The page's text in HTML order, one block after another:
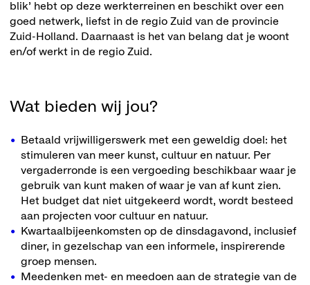
blik’ hebt op deze werkterreinen en beschikt over een
goed netwerk, liefst in de regio Zuid van de provincie
Zuid-Holland. Daarnaast is het van belang dat je woont
en/of werkt in de regio Zuid.
Wat bieden wij jou?
Betaald vrijwilligerswerk met een geweldig doel: het
stimuleren van meer kunst, cultuur en natuur. Per
vergaderronde is een vergoeding beschikbaar waar je
gebruik van kunt maken of waar je van af kunt zien.
Het budget dat niet uitgekeerd wordt, wordt besteed
aan projecten voor cultuur en natuur.
Kwartaalbijeenkomsten op de dinsdagavond, inclusief
diner, in gezelschap van een informele, inspirerende
groep mensen.
Meedenken met- en meedoen aan de strategie van de